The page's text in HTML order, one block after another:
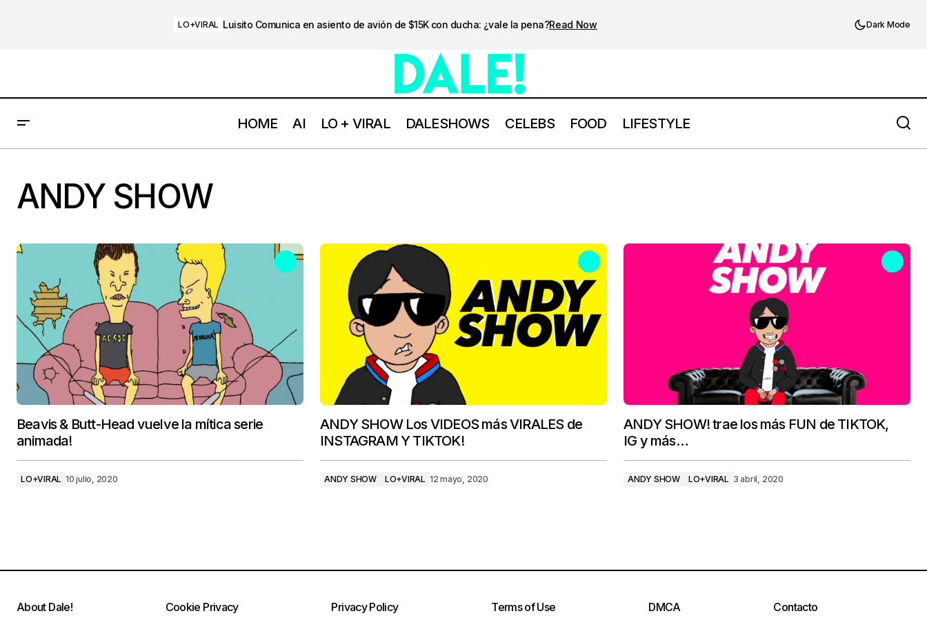
LO+VIRAL Luisito Comunica en asiento de avión de $15K con ducha: ¿vale la pena?Read Now Dark Mode
HOME AI LO + VIRAL DALESHOWS CELEBS FOOD LIFESTYLE
ANDY SHOW
Beavis & Butt-Head vuelve la mítica serie
animada!
LO+VIRAL 10 julio, 2020
ANDY SHOW Los VIDEOS más VIRALES de
INSTAGRAM Y TIKTOK!
ANDY SHOW LO+VIRAL 12 mayo, 2020
ANDY SHOW! trae los más FUN de TIKTOK,
IG y más…
ANDY SHOW LO+VIRAL 3 abril, 2020
About Dale! Cookie Privacy Privacy Policy Terms of Use DMCA Contacto